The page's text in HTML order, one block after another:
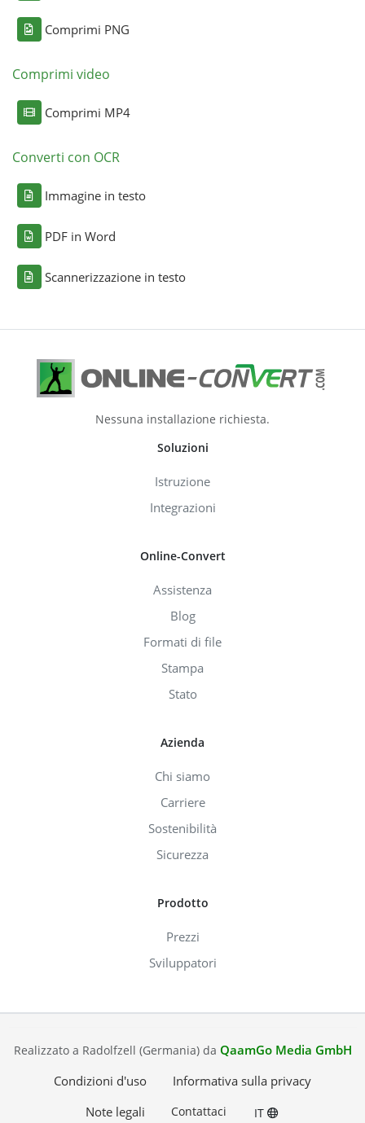
Comprimi PNG
Comprimi video
Comprimi MP4
Converti con OCR
Immagine in testo
PDF in Word
Scannerizzazione in testo
Nessuna installazione richiesta.
Soluzioni
Istruzione
Integrazioni
Online-Convert
Assistenza
Blog
Formati di file
Stampa
Stato
Azienda
Chi siamo
Carriere
Sostenibilità
Sicurezza
Prodotto
Prezzi
Sviluppatori
Realizzato a Radolfzell (Germania) da QaamGo Media GmbH
Condizioni d'uso
Informativa sulla privacy
Note legali
Contattaci IT